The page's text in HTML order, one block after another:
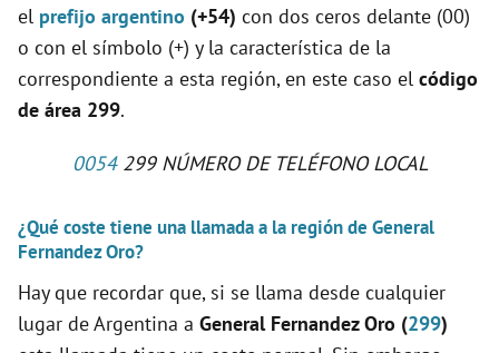
el prefijo argentino (+54) con dos ceros delante (00)
o con el símbolo (+) y la característica de la
correspondiente a esta región, en este caso el código
de área 299.
0054299 NÚMERO DE TELÉFONO LOCAL
¿Qué coste tiene una llamada a la región de General
Fernandez Oro?
Hay que recordar que, si se llama desde cualquier
lugar de Argentina a General Fernandez Oro (299)